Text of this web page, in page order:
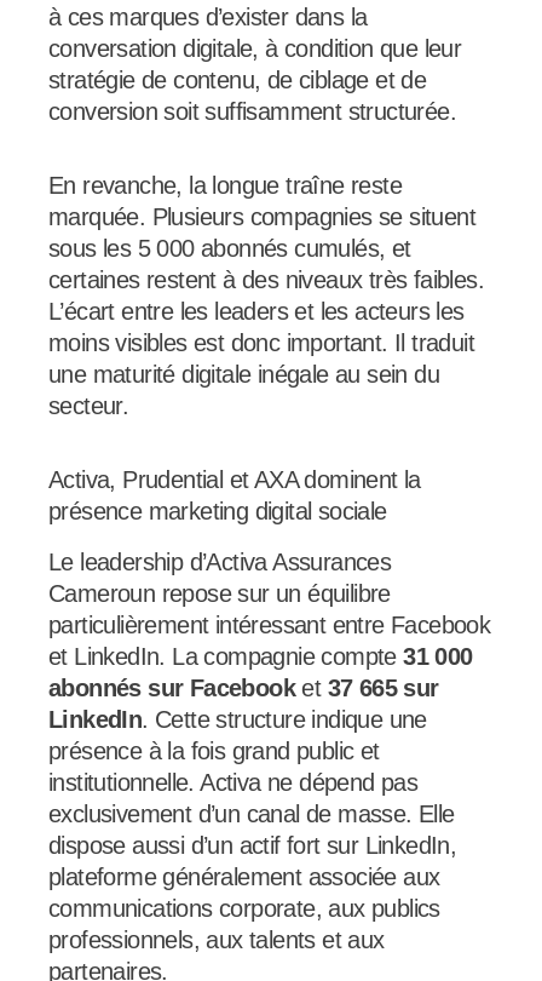
à ces marques d’exister dans la
conversation digitale, à condition que leur
stratégie de contenu, de ciblage et de
conversion soit suffisamment structurée.
En revanche, la longue traîne reste
marquée. Plusieurs compagnies se situent
sous les 5 000 abonnés cumulés, et
certaines restent à des niveaux très faibles.
L’écart entre les leaders et les acteurs les
moins visibles est donc important. Il traduit
une maturité digitale inégale au sein du
secteur.
Activa, Prudential et AXA dominent la
présence marketing digital sociale
Le leadership d’Activa Assurances
Cameroun repose sur un équilibre
particulièrement intéressant entre Facebook
et LinkedIn. La compagnie compte31 000
abonnés sur Facebooket 37 665 sur
LinkedIn. Cette structure indique une
présence à la fois grand public et
institutionnelle. Activa ne dépend pas
exclusivement d’un canal de masse. Elle
dispose aussi d’un actif fort sur LinkedIn,
plateforme généralement associée aux
communications corporate, aux publics
professionnels, aux talents et aux
partenaires.